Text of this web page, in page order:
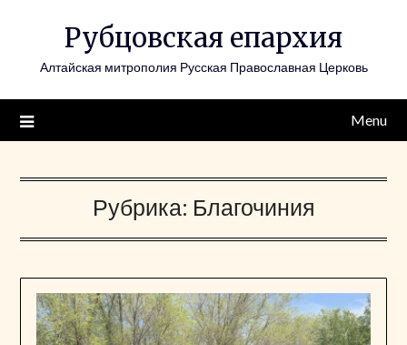
Рубцовская епархия
Алтайская митрополия Русская Православная Церковь
Menu
Рубрика: Благочиния